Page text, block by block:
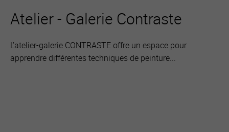
Atelier - Galerie Contraste
L’atelier-galerie CONTRASTE offre un espace pour
apprendre différentes techniques de peinture...